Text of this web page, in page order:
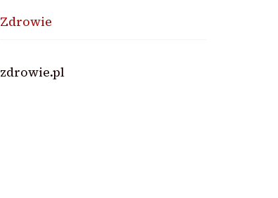
Zdrowie
zdrowie.pl